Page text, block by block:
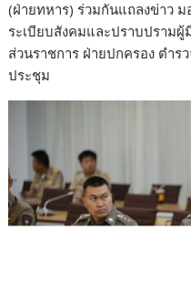
(ฝ่ายทหาร) ร่วมกันแถลงข่าว
ระเบียบสังคมและปราบปราม
ส่วนราชการ ฝ่ายปกครอง ตำร
ประชุม